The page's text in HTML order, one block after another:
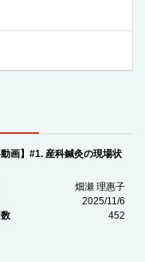
動画】#1. 産科鍼灸の現場状
畑瀬 理惠子
2025/11/6
452